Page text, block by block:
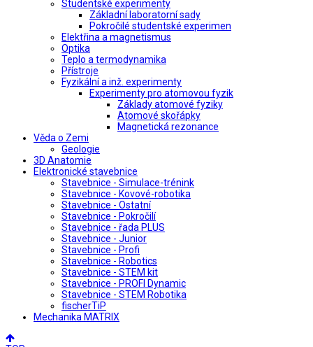
Studentské experimenty
Základní laboratorní sady
Pokročilé studentské experimen
Elektřina a magnetismus
Optika
Teplo a termodynamika
Přístroje
Fyzikální a inž. experimenty
Experimenty pro atomovou fyzik
Základy atomové fyziky
Atomové skořápky
Magnetická rezonance
Věda o Zemi
Geologie
3D Anatomie
Elektronické stavebnice
Stavebnice - Simulace-trénink
Stavebnice - Kovové-robotika
Stavebnice - Ostatní
Stavebnice - Pokročilí
Stavebnice - řada PLUS
Stavebnice - Junior
Stavebnice - Profi
Stavebnice - Robotics
Stavebnice - STEM kit
Stavebnice - PROFI Dynamic
Stavebnice - STEM Robotika
fischerTiP
Mechanika MATRIX